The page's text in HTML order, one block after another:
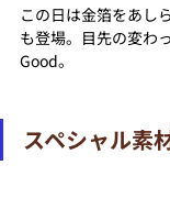
この日は金箔をあし
も登場。目先の変わ
Good。
スペシャル素